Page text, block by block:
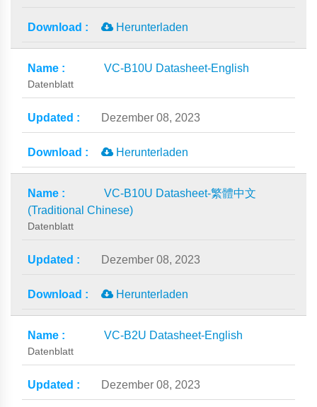
Herunterladen
VC-B10U Datasheet-English
Datenblatt
Dezember 08, 2023
Herunterladen
VC-B10U Datasheet-繁體中文
(Traditional Chinese)
Datenblatt
Dezember 08, 2023
Herunterladen
VC-B2U Datasheet-English
Datenblatt
Dezember 08, 2023